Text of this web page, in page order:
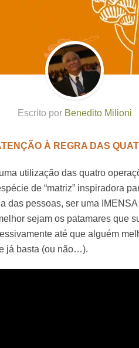
Escrito por Benedito Milioni
À REGRA DAS
utilização das quatro
de “matriz” inspiradora
das pessoas, ser uma
sejam os patamares que
até que alguém
já basta (ou não…).